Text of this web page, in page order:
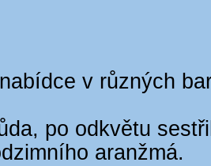
v různých
po odkvětu
aranžmá.